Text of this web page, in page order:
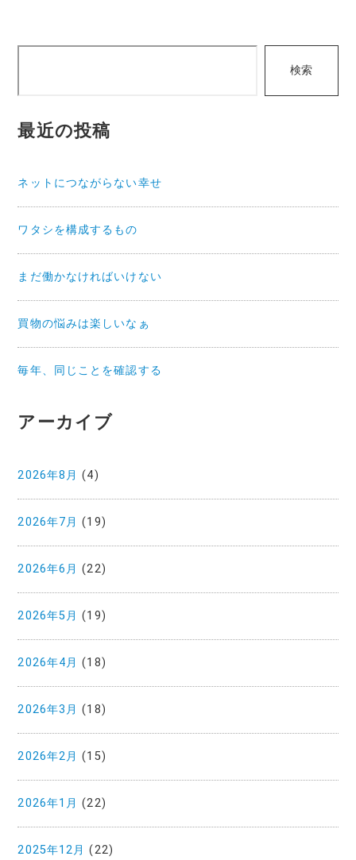
検索
最近の投稿
ネットにつながらない幸せ
ワタシを構成するもの
まだ働かなければいけない
買物の悩みは楽しいなぁ
毎年、同じことを確認する
アーカイブ
2026年8月 (4)
2026年7月 (19)
2026年6月 (22)
2026年5月 (19)
2026年4月 (18)
2026年3月 (18)
2026年2月 (15)
2026年1月 (22)
2025年12月 (22)